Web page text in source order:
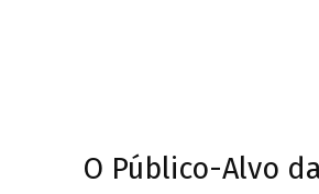
O Público-Alvo